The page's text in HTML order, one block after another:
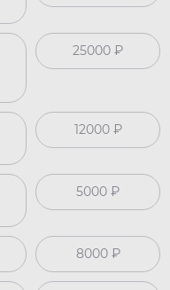
25000 ₽
12000 ₽
5000 ₽
8000 ₽